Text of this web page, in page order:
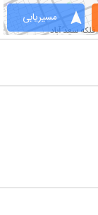
navigation مسیریابی